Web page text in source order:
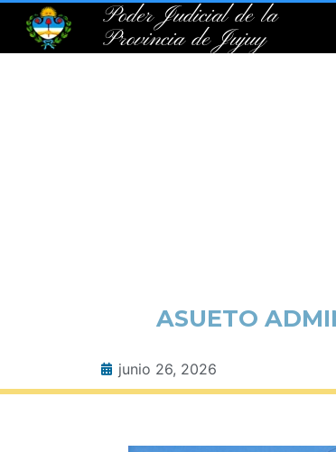
Poder Judicial de la
Provincia de Jujuy
ASUETO
junio 26, 2026